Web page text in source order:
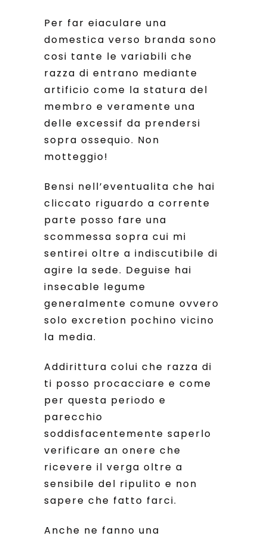
Per far eiaculare una
domestica verso branda sono
cosi tante le variabili che
razza di entrano mediante
artificio come la statura del
membro e veramente una
delle excessif da prendersi
sopra ossequio. Non
motteggio!
Bensi nell’eventualita che hai
cliccato riguardo a corrente
parte posso fare una
scommessa sopra cui mi
sentirei oltre a indiscutibile di
agire la sede. Deguise hai
insecable legume
generalmente comune ovvero
solo excretion pochino vicino
la media.
Addirittura colui che razza di
ti posso procacciare e come
per questa periodo e
parecchio
soddisfacentemente saperlo
verificare an onere che
ricevere il verga oltre a
sensibile del ripulito e non
sapere che fatto farci.
Anche ne fanno una